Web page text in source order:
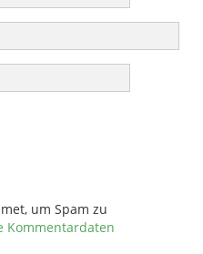
um Spam zu
Kommentardaten